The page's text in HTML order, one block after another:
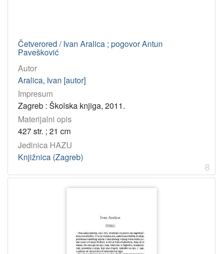
Četverored / Ivan Aralica ; pogovor Antun
Pavešković
Autor
Aralica, Ivan [autor]
Impresum
Zagreb : Školska knjiga, 2011.
Materijalni opis
427 str. ; 21 cm
Jedinica HAZU
Knjižnica (Zagreb)
8